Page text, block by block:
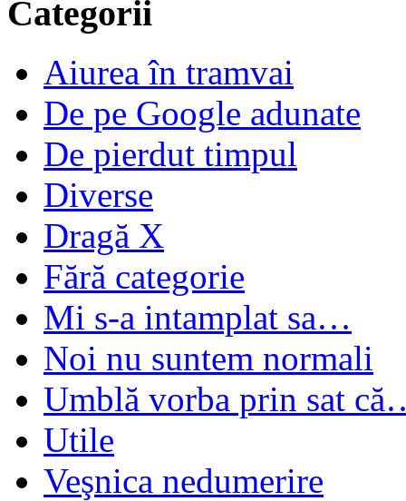
Categorii
Aiurea în tramvai
De pe Google adunate
De pierdut timpul
Diverse
Dragă X
Fără categorie
Mi s-a intamplat sa…
Noi nu suntem normali
Umblă vorba prin sat
Utile
Veşnica nedumerire